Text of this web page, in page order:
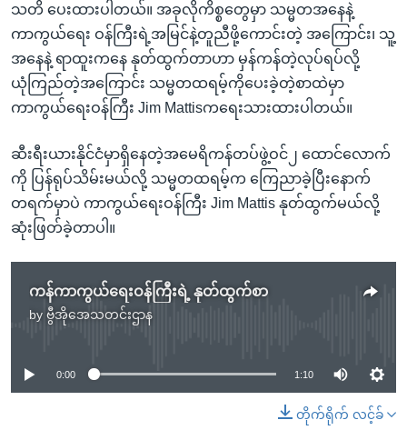
သတိ ပေးထားပါတယ်။ အခုလိုကိစ္စတွေမှာ သမ္မတအနေနဲ့
ကာကွယ်ရေး ဝန်ကြီးရဲ့အမြင်နဲ့တူညီဖို့ကောင်းတဲ့ အကြောင်း၊ သူ့
အနေနဲ့ ရာထူးကနေ နုတ်ထွက်တာဟာ မှန်ကန်တဲ့လုပ်ရပ်လို့
ယုံကြည်တဲ့အကြောင်း သမ္မတထရမ့်ကိုပေးခဲ့တဲ့စာထဲမှာ
ကာကွယ်ရေးဝန်ကြီး Jim Mattisကရေးသားထားပါတယ်။
ဆီးရီးယားနိုင်ငံမှာရှိနေတဲ့အမေရိကန်တပ်ဖွဲ့ဝင်၂ ထောင်လောက်
ကို ပြန်ရုပ်သိမ်းမယ်လို့ သမ္မတထရမ့်က ကြေညာခဲ့ပြီးနောက်
တရက်မှာပဲ ကာကွယ်ရေးဝန်ကြီး Jim Mattis နုတ်ထွက်မယ်လို့
ဆုံးဖြတ်ခဲ့တာပါ။
ကန်ကာကွယ်ရေးဝန်ကြီးရဲ့ နုတ်ထွက်စာ
by ဗွီအိုအေသတင်းဌာန
No media source currently available
0:00 1:10
တိုက်ရိုက် လင့်ခ်